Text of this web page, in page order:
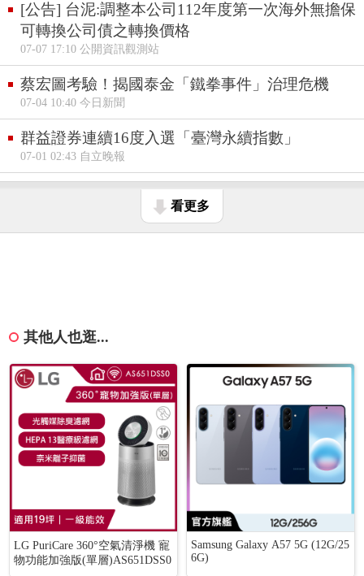
[公告] 台泥:調整本公司112年度第一次海外無擔保
可轉換公司債之轉換價格
07-07 17:10 公開資訊觀測站
蔡宏圖考驗！揭國泰金「鐵拳事件」治理危機
07-04 10:40 今日新聞
群益證券連續16度入選「臺灣永續指數」
07-01 02:43 自立晚報
看更多
其他人也逛...
LG PuriCare 360°空氣清淨機 寵
物功能加強版(單層)AS651DSS0
Samsung Galaxy A57 5G (12G/25
6G)